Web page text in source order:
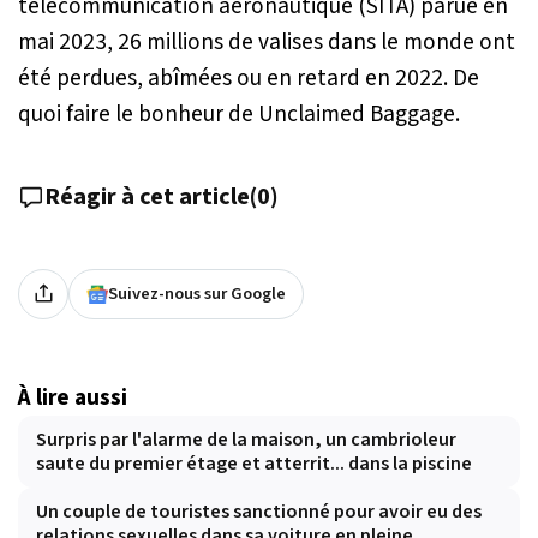
mai 2023, 26 millions de valises dans le monde ont
été perdues, abîmées ou en retard en 2022. De
quoi faire le bonheur de Unclaimed Baggage.
Réagir à cet article(0)
Suivez-nous sur Google
À lire aussi
Surpris par l'alarme de la maison, un cambrioleur
saute du premier étage et atterrit... dans la piscine
Un couple de touristes sanctionné pour avoir eu des